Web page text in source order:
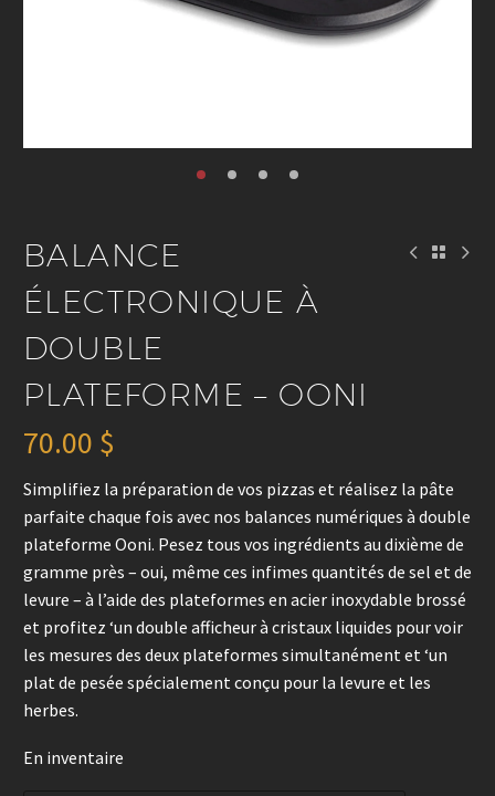
BALANCE
ÉLECTRONIQUE À
DOUBLE
PLATEFORME – OONI
70.00 $
Simplifiez la préparation de vos pizzas et réalisez la pâte
parfaite chaque fois avec nos balances numériques à double
plateforme Ooni. Pesez tous vos ingrédients au dixième de
gramme près – oui, même ces infimes quantités de sel et de
levure – à l’aide des plateformes en acier inoxydable brossé
et profitez ‘un double afficheur à cristaux liquides pour voir
les mesures des deux plateformes simultanément et ‘un
plat de pesée spécialement conçu pour la levure et les
herbes.
En inventaire